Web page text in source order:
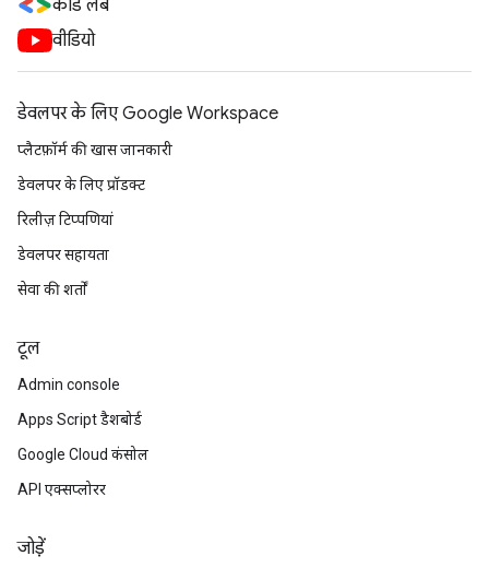
कोड लैब
वीडियो
डेवलपर के लिए Google Workspace
प्लैटफ़ॉर्म की खास जानकारी
डेवलपर के लिए प्रॉडक्ट
रिलीज़ टिप्पणियां
डेवलपर सहायता
सेवा की शर्तों
टूल
Admin console
Apps Script डैशबोर्ड
Google Cloud कंसोल
API एक्सप्लोरर
जोड़ें